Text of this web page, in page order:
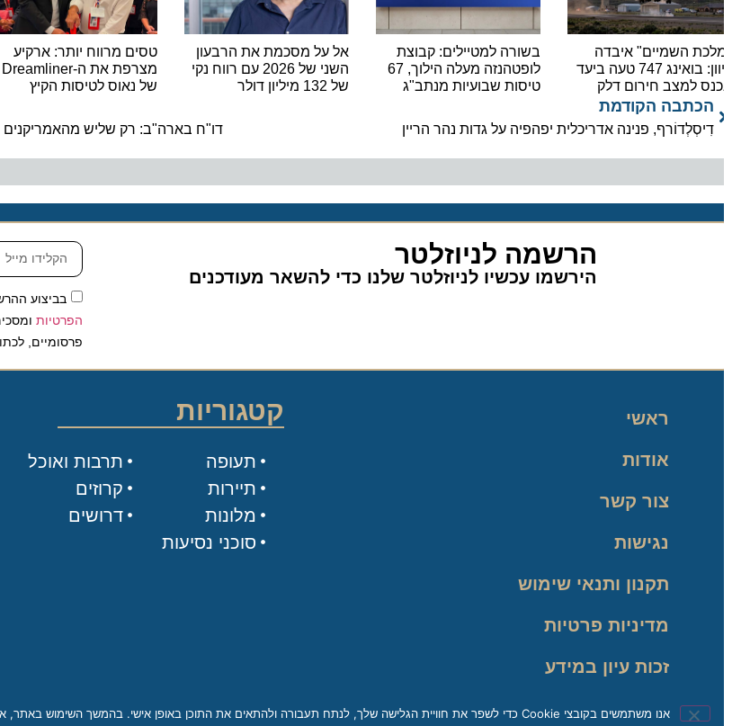
השמיים" איבדה
כיוון: בואינג 747 טעה ביעד
למצב חירום דלק
בשורה למטיילים: קבוצת
לופטהנזה מעלה הילוך, 67
טיסות שבועיות מנתב"ג
אל על מסכמת את הרבעון
השני של 2026 עם רווח נקי
טסים מרווח יותר: ארקיע
מצרפת את ה-Dreamliner
של נאוס לטיסות הקיץ
הכתבה הקודמת
דִיסְלְדוֹרף, פנינה אדריכלית יפהפיה על גדות נהר הריין דו"ח בארה"ב: רק שליש מהאמריקנים
הרשמה לניוזלטר
הירשמו עכשיו לניוזלטר שלנו כדי להשאר מעודכנים
בביצוע
הפרטיותומסכים/ה
פרסומיים, לכתובת
ראשי
אודות
צור קשר
נגישות
תקנון ותנאי שימוש
מדיניות פרטיות
זכות עיון במידע
קטגוריות
תעופה
תיירות
מלונות
סוכני נסיעות
תרבות ואוכל
קרוזים
דרושים
אנו משתמשים בקובצי Cookie כדי לשפר את חוויית הגלישה שלך, לנתח תעבורה ולהתאים את התוכן באופן אישי. בהמשך השימוש באתר, את/ה מאשר/ת את השימוש שלנו בקובצי Cookie